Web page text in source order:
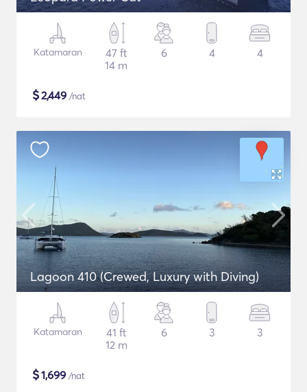
Katamaran
47 ft
14 m
6 4 4
$2,449 /nat
Lagoon 410 (Crewed, Luxury with Diving)
Katamaran
41 ft
12 m
6 3 3
$1,699 /nat